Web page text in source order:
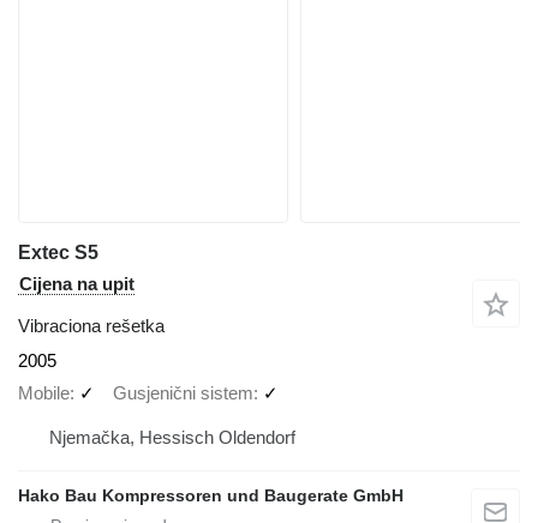
Extec S5
Cijena na upit
Vibraciona rešetka
2005
Mobile ✓ Gusjenični sistem ✓
Njemačka, Hessisch Oldendorf
Hako Bau Kompressoren und Baugerate GmbH